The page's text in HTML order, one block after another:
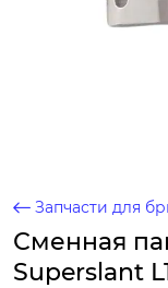
Запчасти для
Сменная
Superslant